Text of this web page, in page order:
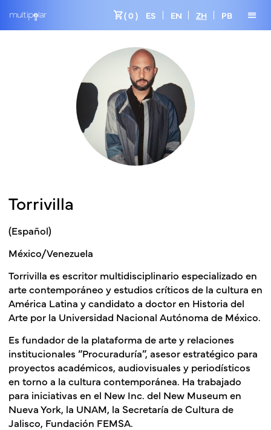
shopping_cart( 0 ) ES EN ZH PB menu
Torrivilla
(Español)
México/Venezuela
Torrivilla es escritor multidisciplinario especializado en
arte contemporáneo y estudios críticos de la cultura en
América Latina y candidato a doctor en Historia del
Arte por la Universidad Nacional Autónoma de México.
Es fundador de la plataforma de arte y relaciones
institucionales “Procuraduría”, asesor estratégico para
proyectos académicos, audiovisuales y periodísticos
en torno a la cultura contemporánea. Ha trabajado
para iniciativas en el New Inc. del New Museum en
Nueva York, la UNAM, la Secretaría de Cultura de
Jalisco, Fundación FEMSA.